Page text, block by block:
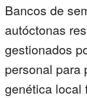
Bancos de
autóctonas
gestionados
personal para
genética local